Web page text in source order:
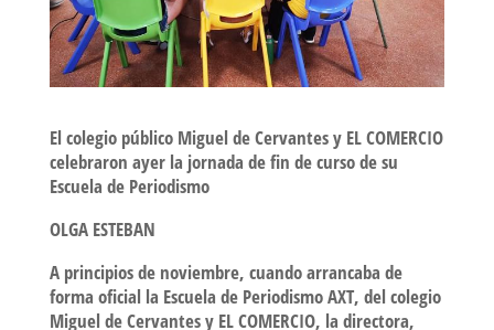
El colegio público Miguel de Cervantes y EL COMERCIO
celebraron ayer la jornada de fin de curso de su
Escuela de Periodismo
OLGA ESTEBAN
A principios de noviembre, cuando arrancaba de
forma oficial la Escuela de Periodismo AXT, del colegio
Miguel de Cervantes y EL COMERCIO, la directora,